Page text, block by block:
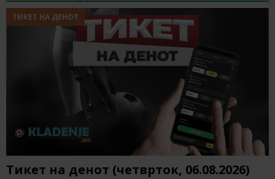
ТИКЕТ НА ДЕНОТ
Тикет на денот (четврток, 06.08.2026)